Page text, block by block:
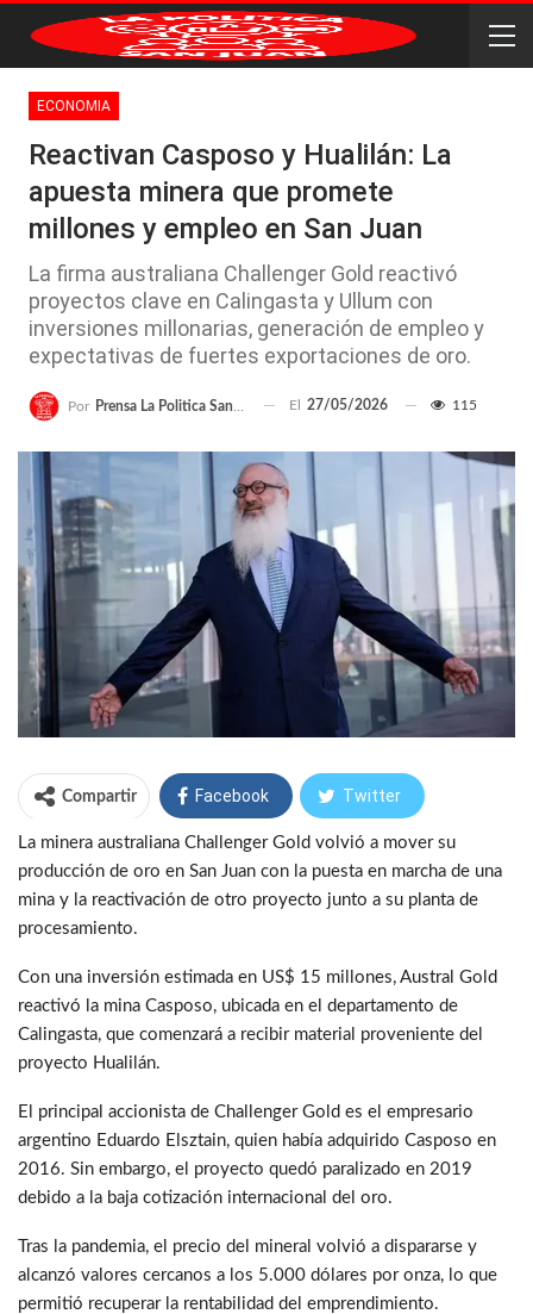
ECONOMIA
Reactivan Casposo y Hualilán: La
apuesta minera que promete
millones y empleo en San Juan
La firma australiana Challenger Gold reactivó
proyectos clave en Calingasta y Ullum con
inversiones millonarias, generación de empleo y
expectativas de fuertes exportaciones de oro.
Por Prensa La Politica San Juan El 27/05/2026 115
Compartir Facebook Twitter
WhatsApp Telegram
La minera australiana Challenger Gold volvió a mover su
producción de oro en San Juan con la puesta en marcha de una
mina y la reactivación de otro proyecto junto a su planta de
procesamiento.
Con una inversión estimada en US$ 15 millones, Austral Gold
reactivó la mina Casposo, ubicada en el departamento de
Calingasta, que comenzará a recibir material proveniente del
proyecto Hualilán.
El principal accionista de Challenger Gold es el empresario
argentino Eduardo Elsztain, quien había adquirido Casposo en
2016. Sin embargo, el proyecto quedó paralizado en 2019
debido a la baja cotización internacional del oro.
Tras la pandemia, el precio del mineral volvió a dispararse y
alcanzó valores cercanos a los 5.000 dólares por onza, lo que
permitió recuperar la rentabilidad del emprendimiento.